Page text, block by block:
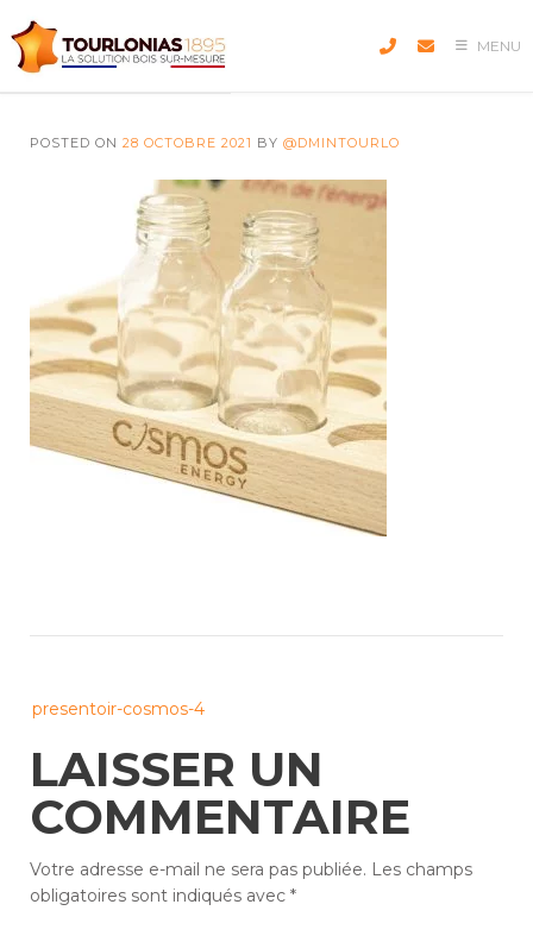
to
content
MENU
POSTED ON 28 OCTOBRE 2021 BY @DMINTOURLO
navigation
presentoir-cosmos-4
LAISSER UN
COMMENTAIRE
Votre adresse e-mail ne sera pas publiée. Les champs
obligatoires sont indiqués avec *